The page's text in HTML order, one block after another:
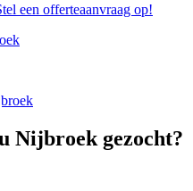
een offerteaanvraag op!
Nijbroek gezocht?